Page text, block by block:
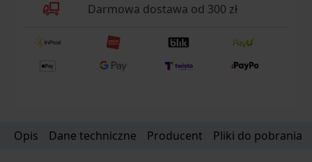
Darmowa dostawa od 300 zł
Opis Dane techniczne Producent Pliki do pobrania